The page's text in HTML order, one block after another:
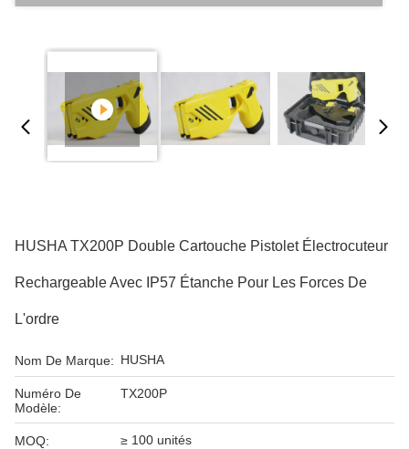
HUSHA TX200P Double Cartouche Pistolet Électrocuteur
Rechargeable Avec IP57 Étanche Pour Les Forces De
L'ordre
Nom De Marque: HUSHA
Numéro De
Modèle:
TX200P
MOQ: ≥ 100 unités